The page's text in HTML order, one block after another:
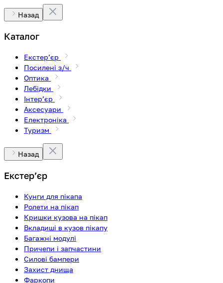
Назад
Каталог
Екстерʼєр
Посилені з/ч
Оптика
Лебідки
Інтерʼєр
Аксесуари
Електроніка
Туризм
Назад
Екстерʼєр
Кунги для пікапа
Ролети на пікап
Кришки кузова на пікап
Вкладиші в кузов пікапу
Багажні модулі
Причепи і запчастини
Силові бампери
Захист днища
Фаркопи